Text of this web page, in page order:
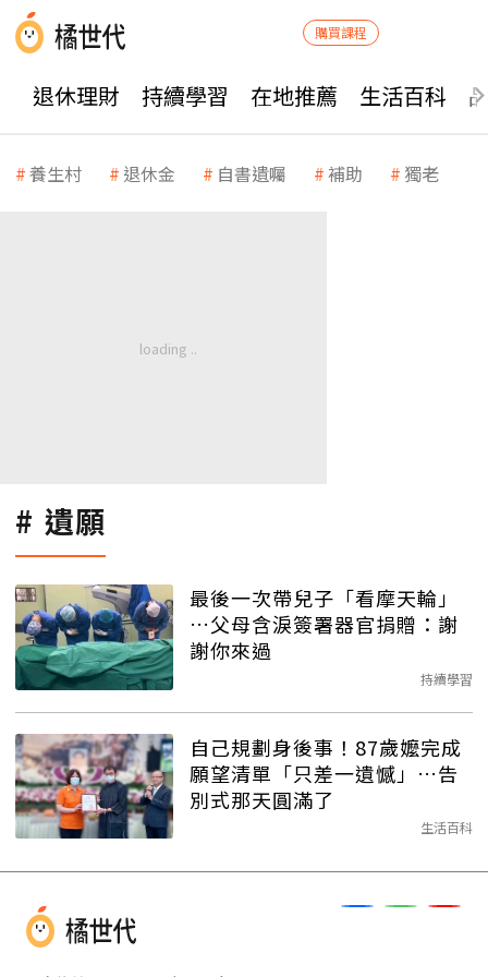
購買課程
退休理財 持續學習 在地推薦 生活百科
養生村 退休金 自書遺囑 補助 獨老
遺願
最後一次帶兒子「看摩天輪」
…父母含淚簽署器官捐贈：謝
謝你來過
持續學習
自己規劃身後事！87歲嬤完成
願望清單「只差一遺憾」…告
別式那天圓滿了
生活百科